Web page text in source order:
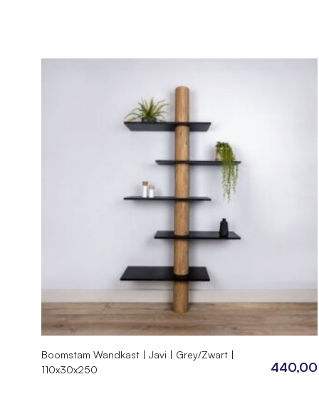
Boomstam Wandkast | Javi | Grey/Zwart |
110x30x250
440,00